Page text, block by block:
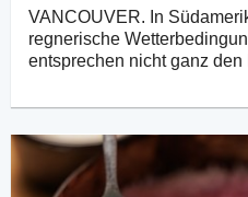
VANCOUVER. In
regnerische
entsprechen nicht ganz den